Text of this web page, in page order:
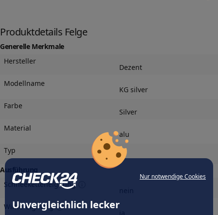
Nur notwendige Cookies
Unvergleichlich lecker
Produktdetails Felge
Generelle Merkmale
Hersteller
Dezent
Modellname
KG silver
Farbe
Silver
Material
alu
Typ
-
Ausführung
Schneeketteneignung
Wintereignung